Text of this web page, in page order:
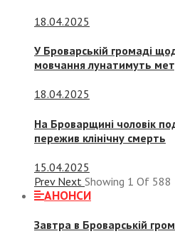
18.04.2025
У Броварській громаді
мовчання лунатимуть
18.04.2025
На Броварщині чоловік
пережив клінічну смерть
15.04.2025
Prev Next Showing 1 Of 588
АНОНСИ
Завтра в Броварській